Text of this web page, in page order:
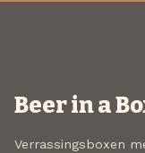
Beer in a
Verrassingsboxen